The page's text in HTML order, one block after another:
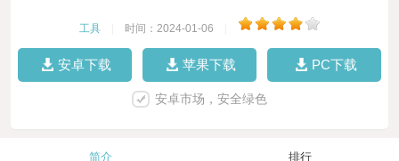
工具 时间：2024-01-06
安卓下载 苹果下载 PC下载
安卓市场，安全绿色
简介 排行